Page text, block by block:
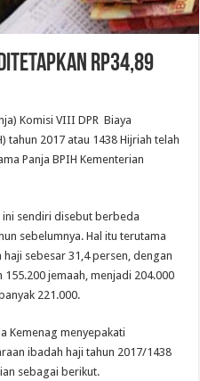
Rp34,89
Komisi VIII DPR Biaya
tahun 2017 atau 1438 Hijriah telah
Panja BPIH Kementerian
sendiri disebut berbeda
sebelumnya. Hal itu terutama
sebesar 31,4 persen, dengan
jemaah, menjadi 204.000
221.000.
Kemenag menyepakati
ibadah haji tahun 2017/1438
sebagai berikut.